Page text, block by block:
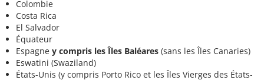
Colombie
Costa Rica
El Salvador
Équateur
Espagney compris les Îles Baléares(sans les Îles Canaries)
Eswatini (Swaziland)
États-Unis (y compris Porto Rico et les Îles Vierges des États-